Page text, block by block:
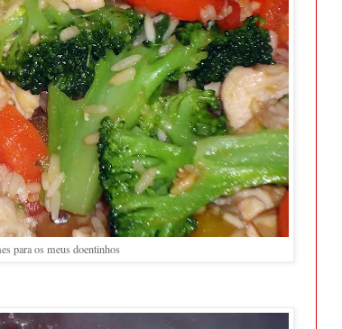
para os meus doentinhos